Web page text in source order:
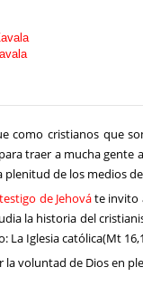
como cristianos que
traer a mucha gente
de los medios
de Jehováte invito
la historia del
La Iglesia católica(Mt
voluntad de Dios en